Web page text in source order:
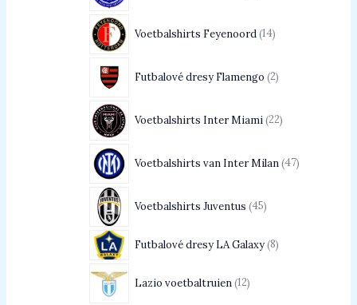
Voetbalshirts Feyenoord 14
Futbalové dresy Flamengo 2
Voetbalshirts Inter Miami 22
Voetbalshirts van Inter Milan 47
Voetbalshirts Juventus 45
Futbalové dresy LA Galaxy 8
Lazio voetbaltruien 12